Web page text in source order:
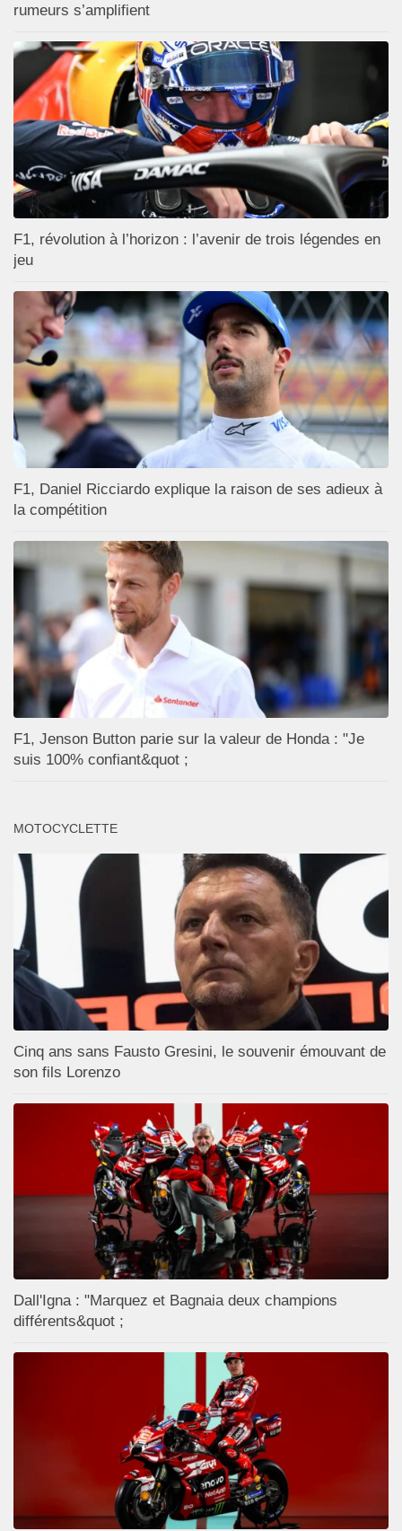
rumeurs s’amplifient
F1, révolution à l’horizon : l’avenir de trois légendes en
jeu
F1, Daniel Ricciardo explique la raison de ses adieux à
la compétition
F1, Jenson Button parie sur la valeur de Honda : "Je
suis 100% confiant&quot ;
MOTOCYCLETTE
Cinq ans sans Fausto Gresini, le souvenir émouvant de
son fils Lorenzo
Dall'Igna : "Marquez et Bagnaia deux champions
différents&quot ;